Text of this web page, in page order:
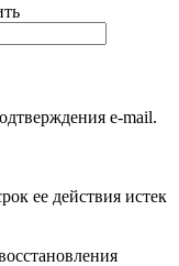
e-mail.
ее действия истек